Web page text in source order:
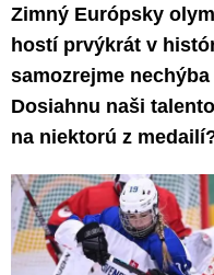
Zimný Európsky
hostí prvýkrát v
samozrejme
Dosiahnu naši
na niektorú z